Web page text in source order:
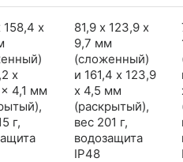
158,4 х
x
4,1 мм
г,
81,9 х 123,9 х
9,7 мм
(сложенный)
и 161,4 x 123,9
x 4,5 мм
(раскрытый),
вес 201 г,
водозащита
IP48